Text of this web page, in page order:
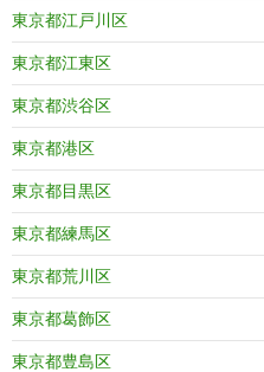
東京都江戸川区
東京都江東区
東京都渋谷区
東京都港区
東京都目黒区
東京都練馬区
東京都荒川区
東京都葛飾区
東京都豊島区